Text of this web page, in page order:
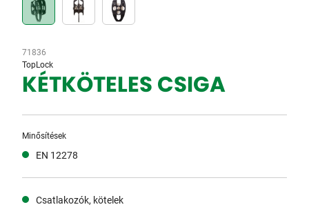
71836
TopLock
KÉTKÖTELES CSIGA
Minősítések
EN 12278
Csatlakozók, kötelek